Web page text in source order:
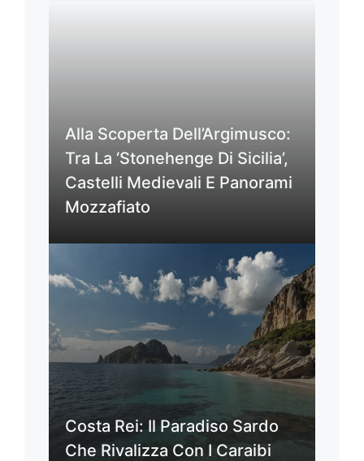
Alla Scoperta Dell’Argimusco:
Tra La ‘Stonehenge Di Sicilia’,
Castelli Medievali E Panorami
Mozzafiato
Costa Rei: Il Paradiso Sardo
Che Rivalizza Con I Caraibi